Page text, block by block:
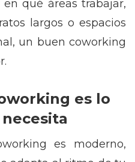
qué áreas trabajar,
largos o espacios
un buen coworking
es lo
es moderno,